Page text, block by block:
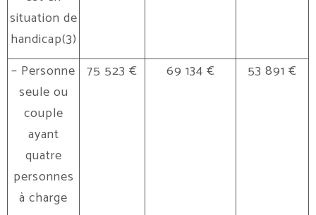
situation de
handicap(3)
– Personne
seule ou
couple
ayant
quatre
personnes
à charge
75 523 € 69 134 € 53 891 €